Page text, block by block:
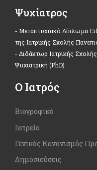
Ψυχίατρος
- Μεταπτυχιακό Δίπλωμα
της Ιατρικής Σχολής
- Διδάκτωρ Ιατρικής
Ψυχιατρική (PhD)
Ο Ιατρός
Βιογραφικό
Ιατρείο
Γενικός Κανονισμός
Δημοσιεύσεις